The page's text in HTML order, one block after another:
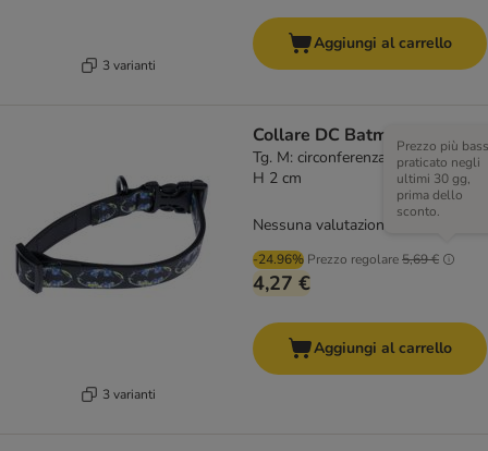
3 varianti
Aggiungi al carrello
3 varianti
Collare DC Batman, nero
Tg. M: circonferenza 30 - 46 cm x
H 2 cm
-24.96% Prezzo regolare5,69 €
Prezzo più
praticato negli
ultimi 30 gg,
prima dello
sconto.
4,27 €
Nessuna valutazione
Aggiungi al carrello